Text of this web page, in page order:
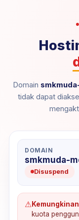
Domain
tidak dapat
DOMAIN
smkmuda-
Disuspend
⚠
kuota